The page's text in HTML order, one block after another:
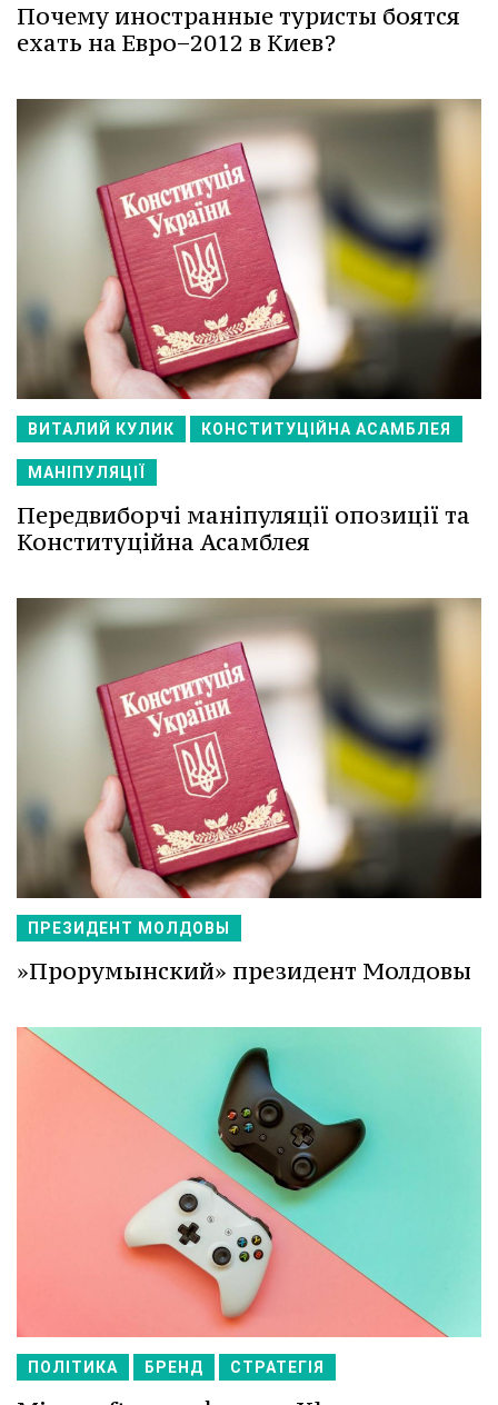
Почему иностранные туристы боятся
ехать на Евро−2012 в Киев?
ВИТАЛИЙ КУЛИК КОНСТИТУЦІЙНА АСАМБЛЕЯ
МАНІПУЛЯЦІЇ
Передвиборчі маніпуляції опозиції та
Конституційна Асамблея
ПРЕЗИДЕНТ МОЛДОВЫ
»Прорумынский» президент Молдовы
ПОЛІТИКА БРЕНД СТРАТЕГІЯ